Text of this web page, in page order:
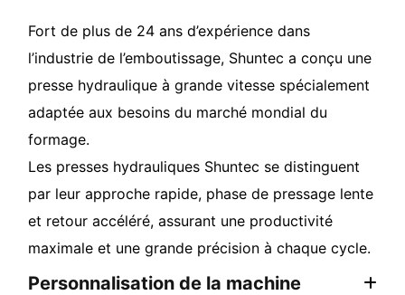
Fort de plus de 24 ans d’expérience dans
l’industrie de l’emboutissage, Shuntec a conçu une
presse hydraulique à grande vitesse spécialement
adaptée aux besoins du marché mondial du
formage.
Les presses hydrauliques Shuntec se distinguent
par leur approche rapide, phase de pressage lente
et retour accéléré, assurant une productivité
maximale et une grande précision à chaque cycle.
Personnalisation de la machine